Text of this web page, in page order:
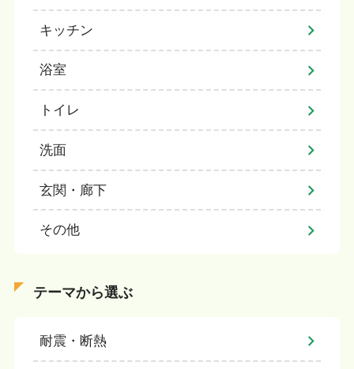
キッチン
浴室
トイレ
洗面
玄関・廊下
その他
テーマから選ぶ
耐震・断熱